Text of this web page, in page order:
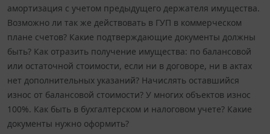
амортизация с учетом предыдущего держателя имущества.
Возможно ли так же действовать в ГУП в коммерческом
плане счетов? Какие подтверждающие документы должны
быть? Как отразить получение имущества: по балансовой
или остаточной стоимости, если ни в договоре, ни в актах
нет дополнительных указаний? Начислять оставшийся
износ от балансовой стоимости? У многих объектов износ
100%. Как быть в бухгалтерском и налоговом учете? Какие
документы нужно оформить?